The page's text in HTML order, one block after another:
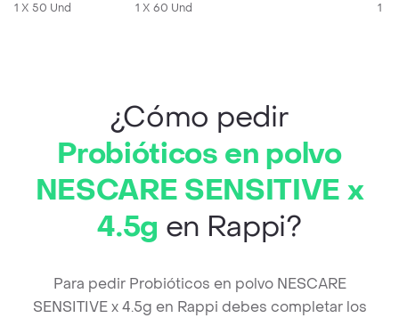
1 X 50 Und
1 X 60 Und
1 X
¿Cómo pedir
Probióticos en polvo
NESCARE SENSITIVE x
4.5g en Rappi?
Para pedir Probióticos en polvo NESCARE
SENSITIVE x 4.5g en Rappi debes completar los